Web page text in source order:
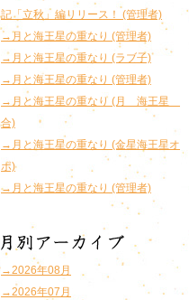
記「立秋」編リリース！ (管理者)
→月と海王星の重なり (管理者)
→月と海王星の重なり (ラブ子)
→月と海王星の重なり (管理者)
→月と海王星の重なり (月 海王星
合)
→月と海王星の重なり (金星海王星オ
ポ)
→月と海王星の重なり (管理者)
→2026年08月
→2026年07月